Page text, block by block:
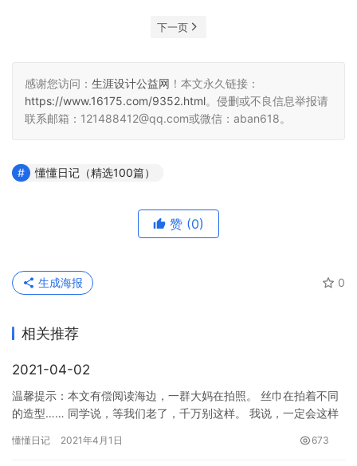
下一页
感谢您访问： 生涯设计公益网 ！本文永久链接：
https://www.16175.com/9352.html。侵删或不良信息举报请
联系邮箱：121488412@qq.com或微信：aban618。
懂懂日记（精选100篇）
赞 (0)
0
生成海报
相关推荐
2021-04-02
温馨提示：本文有偿阅读海边，一群大妈在拍照。 丝巾在拍着不同
的造型…… 同学说，等我们老了，千万别这样。 我说，一定会这样
懂懂日记 2021年4月1日 673